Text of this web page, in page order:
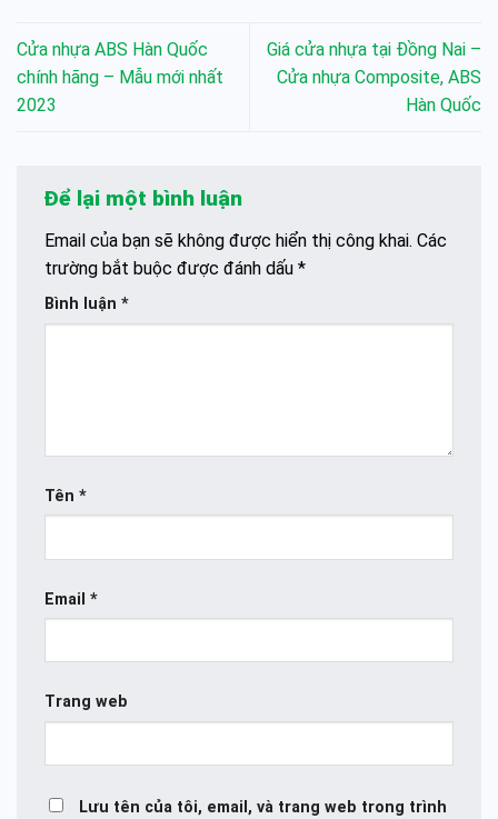
Cửa nhựa ABS Hàn Quốc
chính hãng – Mẫu mới nhất
2023
Giá cửa nhựa tại Đồng Nai –
Cửa nhựa Composite, ABS
Hàn Quốc
Để lại một bình luận
Email của bạn sẽ không được hiển thị công khai. Các
trường bắt buộc được đánh dấu *
Bình luận *
Tên *
Email *
Trang web
Lưu tên của tôi, email, và trang web trong trình